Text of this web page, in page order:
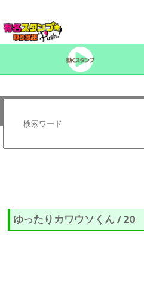
ゆったりカワウソくん / 20